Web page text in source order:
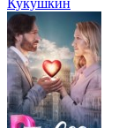
Кукушкин